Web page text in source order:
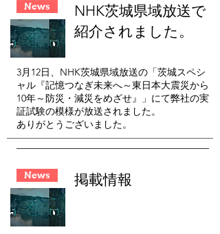
News
​NHK茨城県域放送で
紹介されました。
3月12日、NHK茨城県域放送の「茨城スペシ
ャル『記憶つなぎ未来へ～東日本大震災から
10年～防災・減災をめざせ』」にて弊社の実
証試験の模様が放送されました。
ありがとうございました。
News 掲載情報